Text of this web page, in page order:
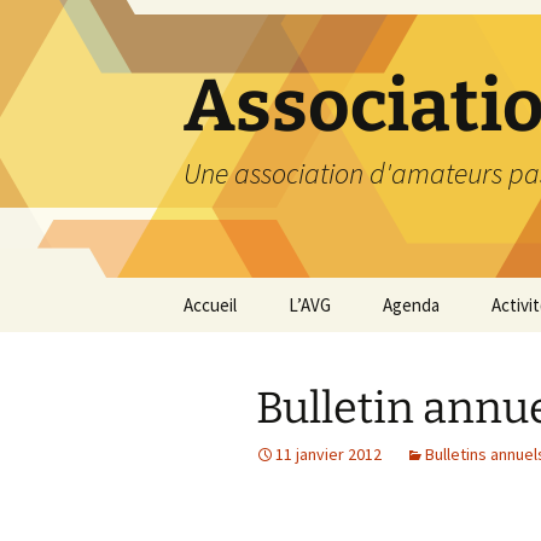
contenu
Une association d'amateurs
Accueil L’AVG
Nos coordonnées
Nous contacter et
Agenda
Bulletin
11 janvier 2012 Bulletins